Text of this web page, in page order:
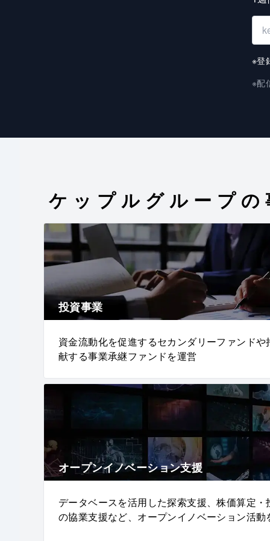
※登
※配
ケップルグループ
投資事業
資金流動化を促進するセカンダリーファンド
献する事業承継ファンドを運営
オープンイノベーション支援
データベースを活用した探索支援、株価算定
の協業支援など、オープンイノベーション活動